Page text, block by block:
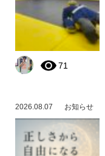
71
2026.08.07 お知らせ